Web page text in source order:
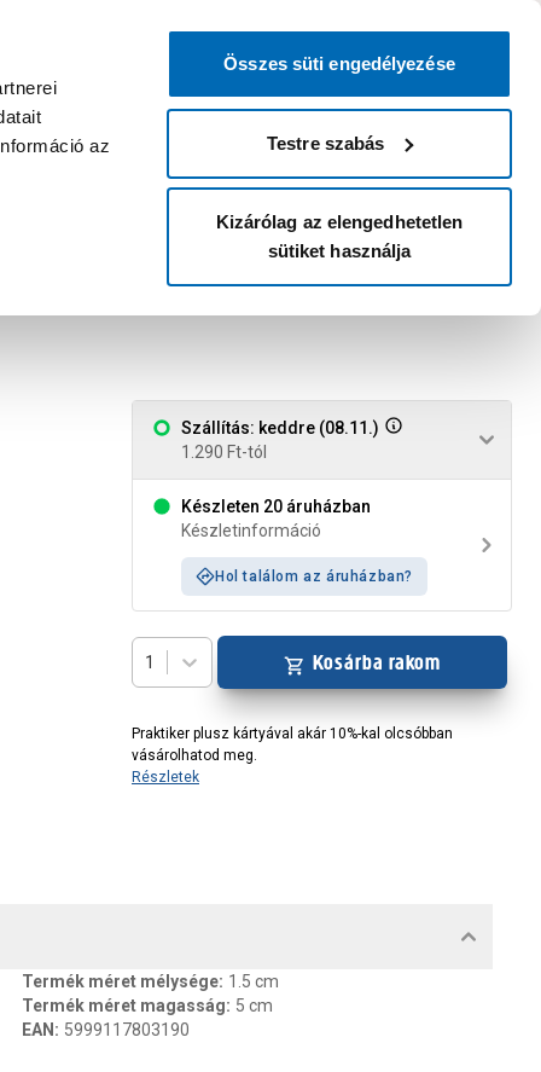
az
Összes süti engedélyezése
Testre szabás
Kizárólag az elengedhetetlen
sütiket használja
bejelentkezni?
Belépés Listáim
Áruházak és szolgáltatások
pvc, szürke,
Szállítás: keddre (08.11.)
1.290 Ft-tól
Készleten 20 áruházban
Készletinformáció
Hol találom az áruházban?
1 Kosárba rakom
Praktiker plusz kártyával akár 10%-kal olcsóbban
vásárolhatod meg.
Részletek
Termék méret mélysége: 1.5 cm
Termék méret magasság: 5 cm
EAN : 5999117803190